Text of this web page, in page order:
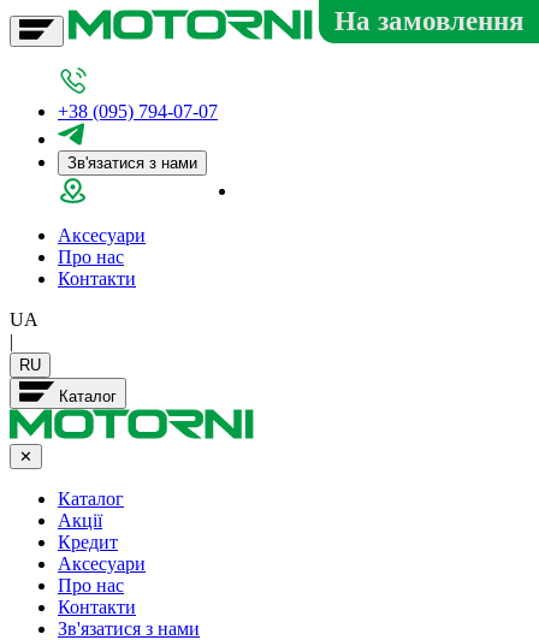
+38 (095) 794-07-07
Зв'язатися з нами
Аксесуари
Про нас
Контакти
UA
|
RU
Каталог
✕
Каталог
Акції
Кредит
Аксесуари
Про нас
Контакти
Зв'язатися з нами
На замовлення